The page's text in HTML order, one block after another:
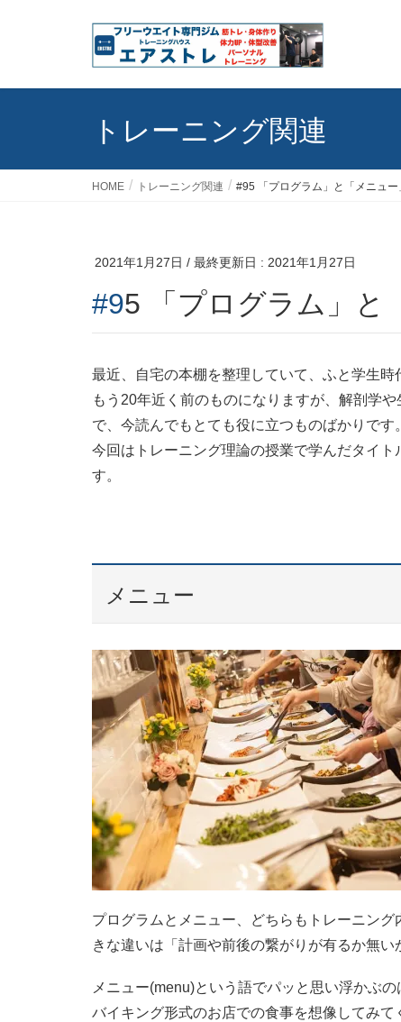
トレーニング関連
HOME トレーニング関連 #95 「プログラム」と「メニュー
2021年1月27日 / 最終更新日 : 2021年1月27日
#95 「プログラム」と
最近、自宅の本棚を整理していて、ふと学生時
もう20年近く前のものになりますが、解剖学
で、今読んでもとても役に立つものばかりです。
今回はトレーニング理論の授業で学んだタイ
す。
メニュー
プログラムとメニュー、どちらもトレーニン
きな違いは「計画や前後の繋がりが有るか無い
メニュー(menu)という語でパッと思い浮かぶの
バイキング形式のお店での食事を想像してみて